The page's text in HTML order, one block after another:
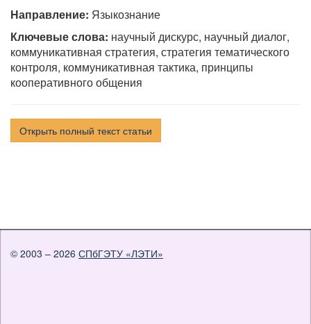
Направление: Языкознание
Ключевые слова: научный дискурс, научный диалог,
коммуникативная стратегия, стратегия тематического
контроля, коммуникативная тактика, принципы
кооперативного общения
Открыть полный текст статьи
© 2003 – 2026 СПбГЭТУ «ЛЭТИ»